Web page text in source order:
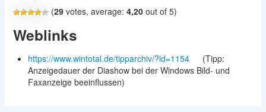
(29votes, average: 4,20out of 5)
Weblinks
https://www.wintotal.de/tipparchiv/?id=1154
(Tipp:
Anzeigedauer der Diashow bei der Windows Bild- und
Faxanzeige beeinflussen)